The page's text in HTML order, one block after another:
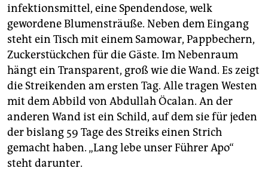
infektionsmittel, eine Spendendose, welk
gewordene Blumensträuße. Neben dem Eingang
steht ein Tisch mit einem Samowar, Pappbechern,
Zuckerstückchen für die Gäste. Im Nebenraum
hängt ein Transparent, groß wie die Wand. Es zeigt
die Streikenden am ersten Tag. Alle tragen Westen
mit dem Abbild von Abdullah Öcalan. An der
anderen Wand ist ein Schild, auf dem sie für jeden
der bislang 59 Tage des Streiks einen Strich
gemacht ­haben. „Lang lebe unser Führer Apo“
steht darunter.